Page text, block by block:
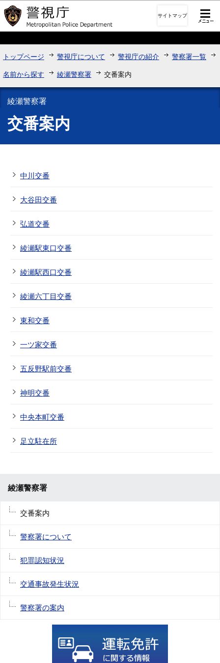
このページの本文へ移動
サイトマップ
トップページ 警視庁について 警視庁の紹介 警察署一覧
名前から探す 綾瀬警察署 交番案内
綾瀬警察署
交番案内
中川交番
大谷田交番
弘道交番
綾瀬駅東口交番
綾瀬駅西口交番
綾瀬六丁目交番
東和交番
一ツ家交番
五反野駅前交番
神明交番
中央本町交番
足立駐在所
綾瀬警察署
交番案内
警察署について
犯罪認知状況
交通事故発生状況
警察署の案内